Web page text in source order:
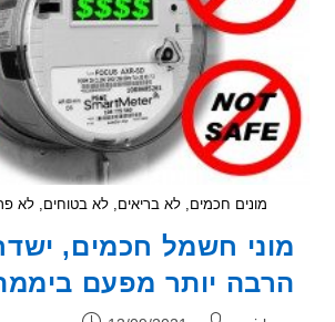
מונים חכמים, לא בריאים, לא בטוחים, לא פרטיים ולא
חשמל חכמים, ישדרו
יותר מפעם ביממה